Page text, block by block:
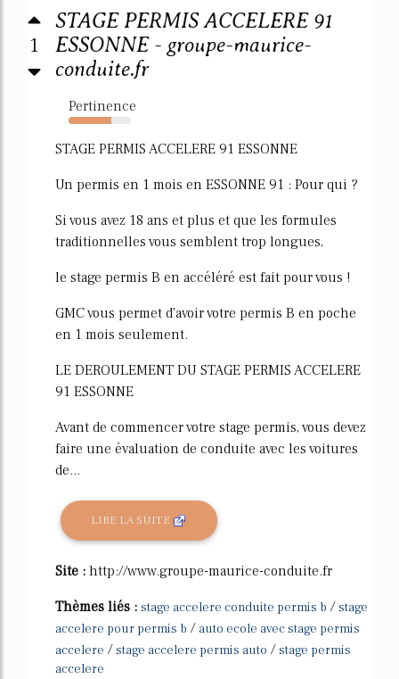
1
STAGE PERMIS ACCELERE 91
ESSONNE - groupe-maurice-
conduite.fr
Pertinence
69%
STAGE PERMIS ACCELERE 91 ESSONNE
Un permis en 1 mois en ESSONNE 91 : Pour qui ?
Si vous avez 18 ans et plus et que les formules
traditionnelles vous semblent trop longues,
le stage permis B en accéléré est fait pour vous !
GMC vous permet d'avoir votre permis B en poche
en 1 mois seulement.
LE DEROULEMENT DU STAGE PERMIS ACCELERE
91 ESSONNE
Avant de commencer votre stage permis, vous devez
faire une évaluation de conduite avec les voitures
de...
LIRE LA SUITE
Site : http://www.groupe-maurice-conduite.fr
Thèmes liés : stage accelere conduite permis b /stage
accelere pour permis b / auto ecole avec stage permis
accelere /stage accelere permis auto /stage permis
accelere